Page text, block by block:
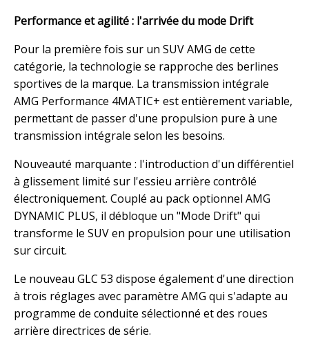
Performance et agilité : l'arrivée du mode Drift
Pour la première fois sur un SUV AMG de cette
catégorie, la technologie se rapproche des berlines
sportives de la marque. La transmission intégrale
AMG Performance 4MATIC+ est entièrement variable,
permettant de passer d'une propulsion pure à une
transmission intégrale selon les besoins.
Nouveauté marquante : l'introduction d'un différentiel
à glissement limité sur l'essieu arrière contrôlé
électroniquement. Couplé au pack optionnel AMG
DYNAMIC PLUS, il débloque un "Mode Drift" qui
transforme le SUV en propulsion pour une utilisation
sur circuit.
Le nouveau GLC 53 dispose également d'une direction
à trois réglages avec paramètre AMG qui s'adapte au
programme de conduite sélectionné et des roues
arrière directrices de série.